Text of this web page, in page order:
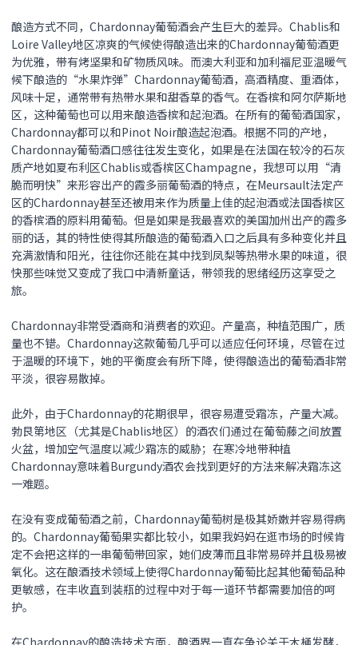
酿造方式不同，Chardonnay葡萄酒会产生巨大的差异。Chablis和
Loire Valley地区凉爽的气候使得酿造出来的Chardonnay葡萄酒更
为优雅，带有烤坚果和矿物质风味。而澳大利亚和加利福尼亚温暖气
候下酿造的“水果炸弹”Chardonnay葡萄酒，高酒精度、重酒体，
风味十足，通常带有热带水果和甜香草的香气。在香槟和阿尔萨斯地
区，这种葡萄也可以用来酿造香槟和起泡酒。在所有的葡萄酒国家，
Chardonnay都可以和Pinot Noir酿造起泡酒。根据不同的产地，
Chardonnay葡萄酒口感往往发生变化，如果是在法国在较冷的石灰
质产地如夏布利区Chablis或香槟区Champagne，我想可以用“清
脆而明快”来形容出产的霞多丽葡萄酒的特点，在Meursault法定产
区的Chardonnay甚至还被用来作为质量上佳的起泡酒或法国香槟区
的香槟酒的原料用葡萄。但是如果是我最喜欢的美国加州出产的霞多
丽的话，其的特性使得其所酿造的葡萄酒入口之后具有多种变化并且
充满激情和阳光，往往你还能在其中找到凤梨等热带水果的味道，很
快那些味觉又变成了我口中清新童话，带领我的思绪经历这享受之
旅。
Chardonnay非常受酒商和消费者的欢迎。产量高，种植范围广，质
量也不错。Chardonnay这款葡萄几乎可以适应任何环境，尽管在过
于温暖的环境下，她的平衡度会有所下降，使得酿造出的葡萄酒非常
平淡，很容易散掉。
此外，由于Chardonnay的花期很早，很容易遭受霜冻，产量大减。
勃艮第地区（尤其是Chablis地区）的酒农们通过在葡萄藤之间放置
火盆，增加空气温度以减少霜冻的威胁；在寒冷地带种植
Chardonnay意味着Burgundy酒农会找到更好的方法来解决霜冻这
一难题。
在没有变成葡萄酒之前，Chardonnay葡萄树是极其娇嫩并容易得病
的。Chardonnay葡萄果实都比较小，如果我妈妈在逛市场的时候肯
定不会把这样的一串葡萄带回家，她们皮薄而且非常易碎并且极易被
氧化。这在酿酒技术领域上使得Chardonnay葡萄比起其他葡萄品种
更敏感，在丰收直到装瓶的过程中对于每一道环节都需要加倍的呵
护。
在Chardonnay的酿造技术方面，酿酒界一直在争论关于木桶发酵，